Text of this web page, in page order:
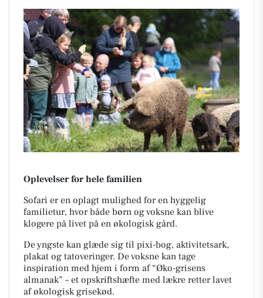
Oplevelser for hele familien
Sofari er en oplagt mulighed for en hyggelig
familietur, hvor både børn og voksne kan blive
klogere på livet på en økologisk gård.
De yngste kan glæde sig til pixi-bog, aktivitetsark,
plakat og tatoveringer. De voksne kan tage
inspiration med hjem i form af “Øko-grisens
almanak” – et opskriftshæfte med lækre retter lavet
af økologisk grisekød.